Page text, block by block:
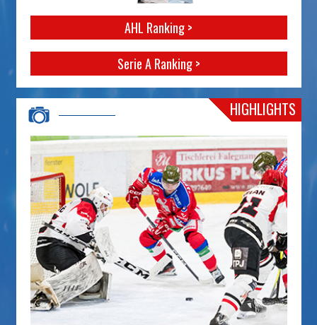
AHL Ranking >
Serie A Ranking >
HIGHLIGHTS